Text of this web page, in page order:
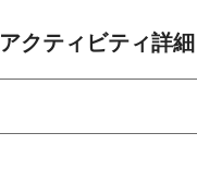
アクティビティ詳細